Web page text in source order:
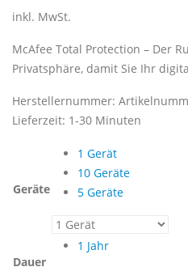
inkl. MwSt.
McAfee Total Protection – Der
Privatsphäre, damit Sie Ihr
Herstellernummer:
Lieferzeit: 1-30 Minuten
Geräte
1 Gerät
10 Geräte
5 Geräte
Dauer
1 Jahr